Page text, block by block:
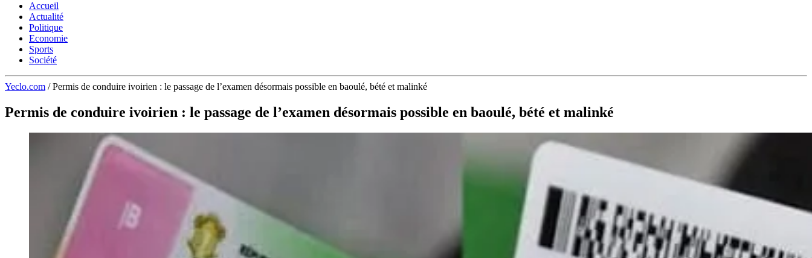
Accueil
Actualité
Politique
Economie
Sports
Société
Yeclo.com / Permis de conduire ivoirien : le passage de l’examen désormais possible en baoulé, bété et malinké
Permis de conduire ivoirien : le passage de l’examen désormais possible en baoulé, bété et malinké